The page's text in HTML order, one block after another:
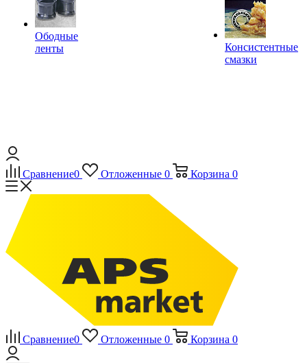
Ободные
ленты
Консистентные
смазки
Сравнение0 Отложенные 0 Корзина 0
Сравнение0 Отложенные 0 Корзина 0